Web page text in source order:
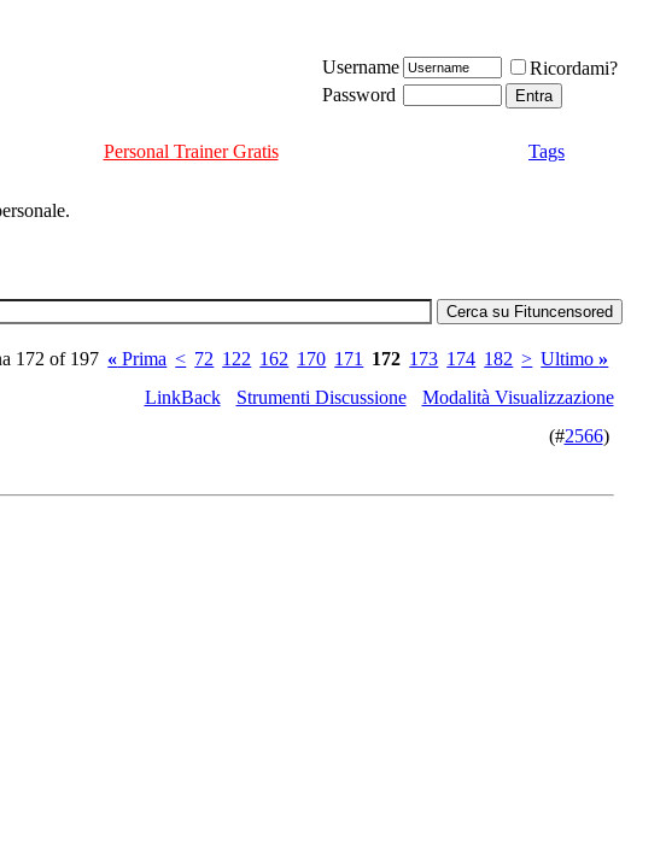
Username
Ricordami?
Password
Personal Trainer Gratis Tags
172 of 197 « Prima < 72 122 162 170 171 172 173 174 182 > Ultimo»
LinkBack
Strumenti Discussione
Modalità Visualizzazione
(#2566)